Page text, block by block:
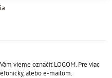
vieme označiť LOGOM. Pre viac
alebo e-mailom.